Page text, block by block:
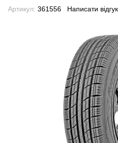
Артикул: 361556 Написати відгук